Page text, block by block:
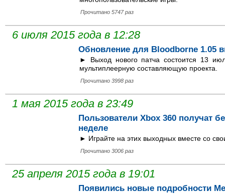
Прочитано 5747 раз
6 июля 2015 года в 12:28
Обновление для Bloodborne 1.05
► Выход нового патча состоится 13
мультиплеерную составляющую проекта.
Прочитано 3998 раз
1 мая 2015 года в 23:49
Пользователи Xbox 360 получат
неделе
► Играйте на этих выходных вместе со
Прочитано 3006 раз
25 апреля 2015 года в 19:01
Появились новые подробности